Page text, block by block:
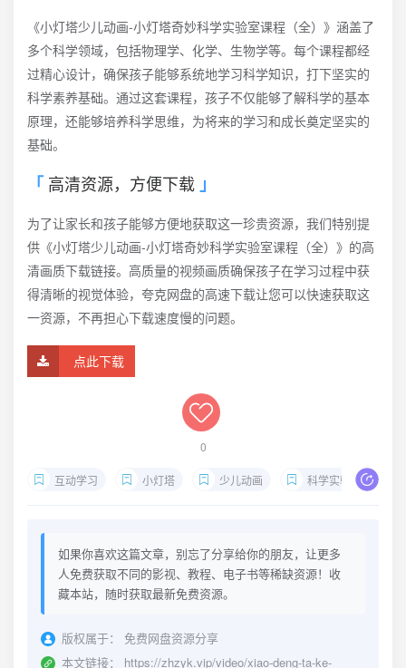
《小灯塔少儿动画-小灯塔奇妙科学实验室课程（全）》涵盖了
多个科学领域，包括物理学、化学、生物学等。每个课程都经
过精心设计，确保孩子能够系统地学习科学知识，打下坚实的
科学素养基础。通过这套课程，孩子不仅能够了解科学的基本
原理，还能够培养科学思维，为将来的学习和成长奠定坚实的
基础。
高清资源，方便下载
为了让家长和孩子能够方便地获取这一珍贵资源，我们特别提
供《小灯塔少儿动画-小灯塔奇妙科学实验室课程（全）》的高
清画质下载链接。高质量的视频画质确保孩子在学习过程中获
得清晰的视觉体验，夸克网盘的高速下载让您可以快速获取这
一资源，不再担心下载速度慢的问题。
点此下载
0
互动学习 小灯塔 少儿动画 科学实验
如果你喜欢这篇文章，别忘了分享给你的朋友，让更多
人免费获取不同的影视、教程、电子书等稀缺资源！收
藏本站，随时获取最新免费资源。
版权属于：
免费网盘资源分享
本文链接：
https://zhzyk.vip/video/xiao-deng-ta-ke-